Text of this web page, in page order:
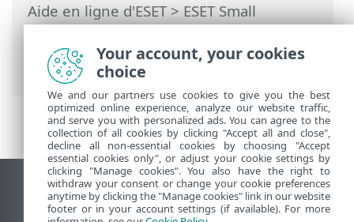
Aide en ligne d'ESET>ESET Small
Business Security>Utilisation de ESET
Small Business Security>Outils>
Sélectionner l'échantillon pour analyse
Afficher le site pour ordinateur de bureau
End of Life
Your account, your cookies
choice
We and our partners use cookies to give you the best
optimized online experience, analyze our website traffic,
and serve you with personalized ads. You can agree to the
collection of all cookies by clicking "Accept all and close",
decline all non-essential cookies by choosing "Accept
essential cookies only", or adjust your cookie settings by
clicking "Manage cookies". You also have the right to
withdraw your consent or change your cookie preferences
anytime by clicking the "Manage cookies" link in our website
footer or in your account settings (if available). For more